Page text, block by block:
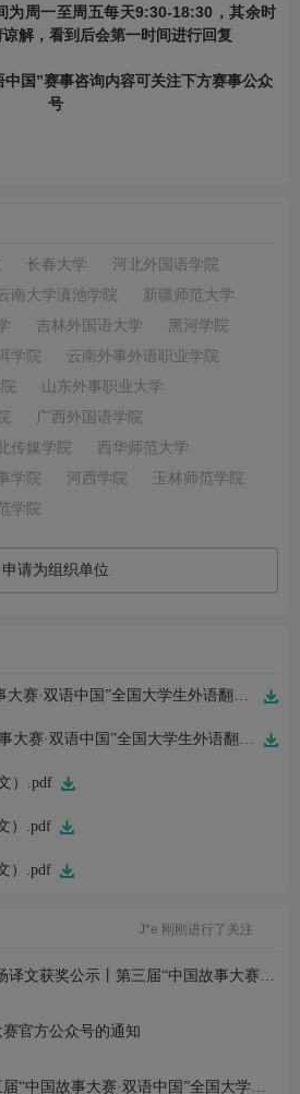
为周一至周五每天9:30-18:30，其余时
解，看到后会第一时间进行回复
中国”​赛事咨询内容可关注下方赛事公众
号
长春大学
河北外国语学院
南大学滇池学院
新疆师范大学
吉林外国语大学
黑河学院
学院
云南外事外语职业学院
山东外事职业大学
广西外国语学院
传媒学院
西华师范大学
学院 河西学院
玉林师范学院
学院
申请为组织单位
关于举办第三届“中国故事大赛·双语中国”全国大学生外语翻译大赛的通知.pdf
评分标准-第三届“中国故事大赛·双语中国”全国大学生外语翻译大赛.pdf
）.pdf
）.pdf
）.pdf
陈*彤 刚刚进行了关注
余*晖 刚刚完成了报名
谢*茜 刚刚完成了报名
夜*啸 刚刚进行了关注
周*怡 刚刚完成了报名
许*怡 刚刚完成了报名
中英互译赛道-第四场译文获奖公示丨第三届“中国故事大赛·双语中国”全国大学生外语翻译大赛
官方公众号的通知
官方红头文件丨第三届“中国故事大赛·双语中国”全国大学生外语翻译大赛